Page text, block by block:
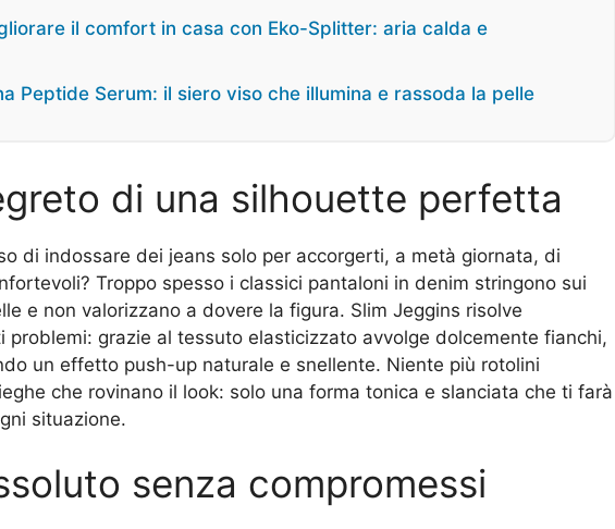
il comfort in casa con Eko-Splitter: aria calda e
Peptide Serum: il siero viso che illumina e rassoda la pelle
di una silhouette perfetta
di indossare dei jeans solo per accorgerti, a metà giornata, di
Troppo spesso i classici pantaloni in denim stringono sui
e non valorizzano a dovere la figura. Slim Jeggins risolve
problemi: grazie al tessuto elasticizzato avvolge dolcemente fianchi,
un effetto push-up naturale e snellente. Niente più rotolini
che rovinano il look: solo una forma tonica e slanciata che ti farà
situazione.
senza compromessi